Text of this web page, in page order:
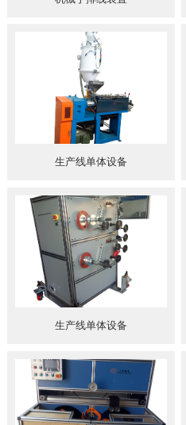
生产线单体设备
生产线单体设备